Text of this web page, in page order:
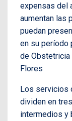
expensas del
aumentan las
puedan
en su período
de Obstetricia
Flores
Los servicios
dividen en
intermedios y